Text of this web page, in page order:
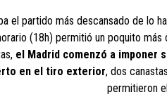
el partido más descansado de lo
(18h) permitió un poquito
el Madrid comenzó a imponer
en el tiro exterior, dos
permitieron